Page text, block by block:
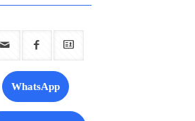
WhatsApp